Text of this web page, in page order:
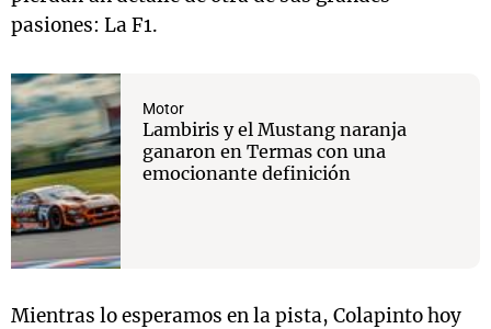
pasiones: La F1.
Motor
Lambiris y el Mustang naranja
ganaron en Termas con una
emocionante definición
Mientras lo esperamos en la pista, Colapinto hoy